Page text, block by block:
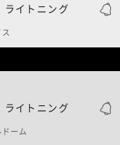
ライトニング
ライトニング
ーム